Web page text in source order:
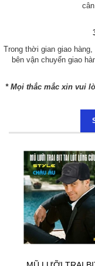
Trong thời gian giao
bên vận chuyển giao
* Mọi thắc mắc xin vui